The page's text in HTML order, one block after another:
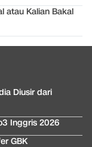
atau Kalian Bakal
Diusir dari
Inggris 2026
GBK